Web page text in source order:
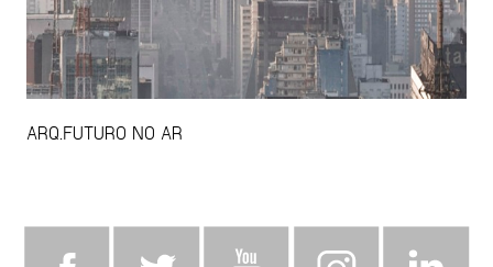
ARQ.FUTURO NO AR